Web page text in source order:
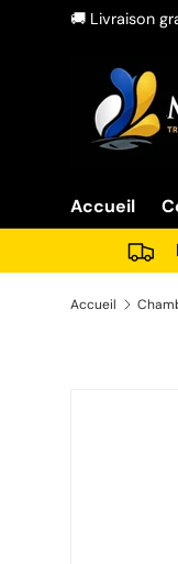
🚚 Livraison
Accueil
Accueil